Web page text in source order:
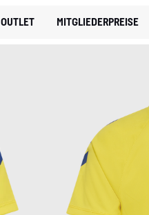
OUTLET MITGLIEDERPREISE